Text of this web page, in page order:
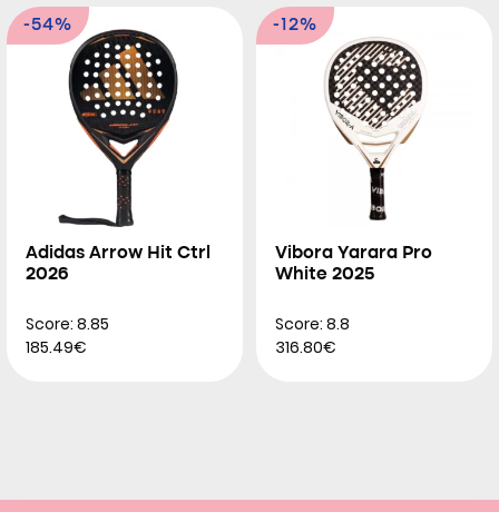
-54%
Adidas Arrow Hit Ctrl
2026
Score: 8.85
185.49€
-12%
Vibora Yarara Pro
White 2025
Score: 8.8
316.80€